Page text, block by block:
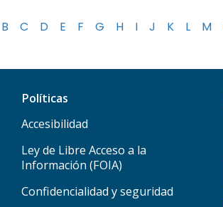
B C D E F G H I J K L M
Políticas
Accesibilidad
Ley de Libre Acceso a la
Información (FOIA)
Confidencialidad y seguridad